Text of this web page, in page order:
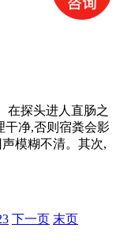
在探头进人直肠之
干净,否则宿粪会影
模糊不清。其次,
下一页 末页